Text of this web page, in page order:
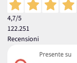
4,7/5
122.251
Recensioni